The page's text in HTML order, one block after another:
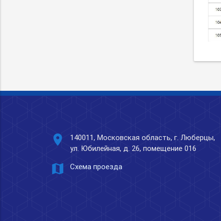
place
140011, Московская область, г. Люберцы,
ул. Юбилейная, д. 26, помещение 016
map Схема проезда